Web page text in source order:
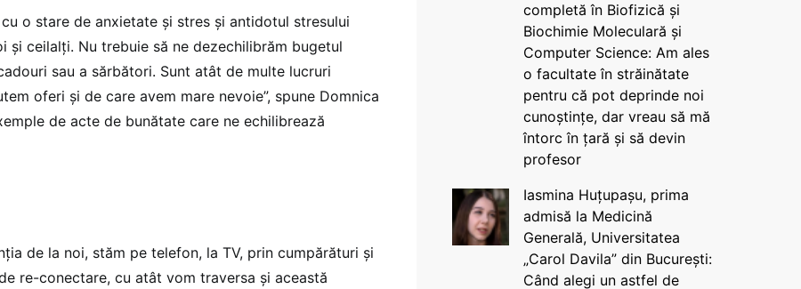
cu o stare de anxietate și stres și antidotul stresului
și ceilalți. Nu trebuie să ne dezechilibrăm bugetul
sau a sărbători. Sunt atât de multe lucruri
oferi și de care avem mare nevoie”, spune Domnica
de acte de bunătate care ne echilibrează
de la noi, stăm pe telefon, la TV, prin cumpărături și
re-conectare, cu atât vom traversa și această
completă în Biofizică și
Biochimie Moleculară și
Computer Science: Am ales
o facultate în străinătate
pentru că pot deprinde noi
cunoștințe, dar vreau să mă
întorc în țară și să devin
profesor
Iasmina Huțupașu, prima
admisă la Medicină
Generală, Universitatea
„Carol Davila” din București:
Când alegi un astfel de